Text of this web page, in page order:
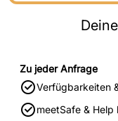
Zu jeder Anfrage
Verfügbarkeiten
meetSafe & Help